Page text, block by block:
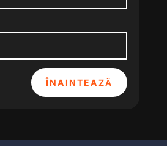
ÎNAINTEAZĂ